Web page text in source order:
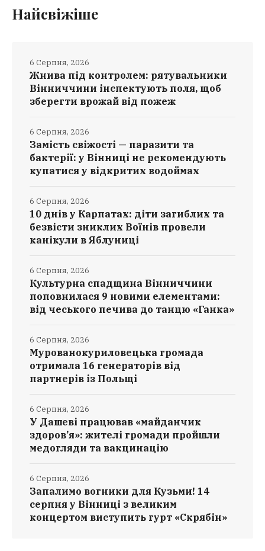
Найсвіжіше
Жнива під контролем: рятувальники
Вінниччини інспектують поля, щоб
зберегти врожай від пожеж
6 Серпня, 2026
Замість свіжості — паразити та
бактерії: у Вінниці не рекомендують
купатися у відкритих водоймах
6 Серпня, 2026
10 днів у Карпатах: діти загиблих та
безвісти зниклих Воїнів провели
канікули в Яблуниці
6 Серпня, 2026
Культурна спадщина Вінниччини
поповнилася 9 новими елементами:
від чеського печива до танцю «Ганка»
6 Серпня, 2026
Мурованокуриловецька громада
отримала 16 генераторів від
партнерів із Польщі
6 Серпня, 2026
У Дашеві працював «майданчик
здоров’я»: жителі громади пройшли
медогляди та вакцинацію
6 Серпня, 2026
Запалимо вогники для Кузьми! 14
серпня у Вінниці з великим
концертом виступить гурт «Скрябін»
6 Серпня, 2026